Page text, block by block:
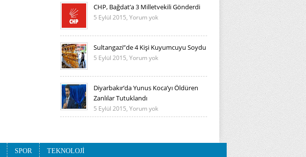
Türkeş’e
CHP, Bağdat’a 3 Milletvekili Gönderdi
5 Eylül 2015, Yorum yokCHP,
3
Gönderdi
Sultangazi”de 4 Kişi Kuyumcuyu Soydu
5 Eylül 2015, Yorum yokSultangazi”de
Kişi
Kuyumcuyu
Soydu
Diyarbakır’da Yunus Koca’yı Öldüren
Zanlılar Tutuklandı
5 Eylül 2015, Yorum yokDiyarbakır’da
Yunus
Zanlılar
SPOR TEKNOLOJİ